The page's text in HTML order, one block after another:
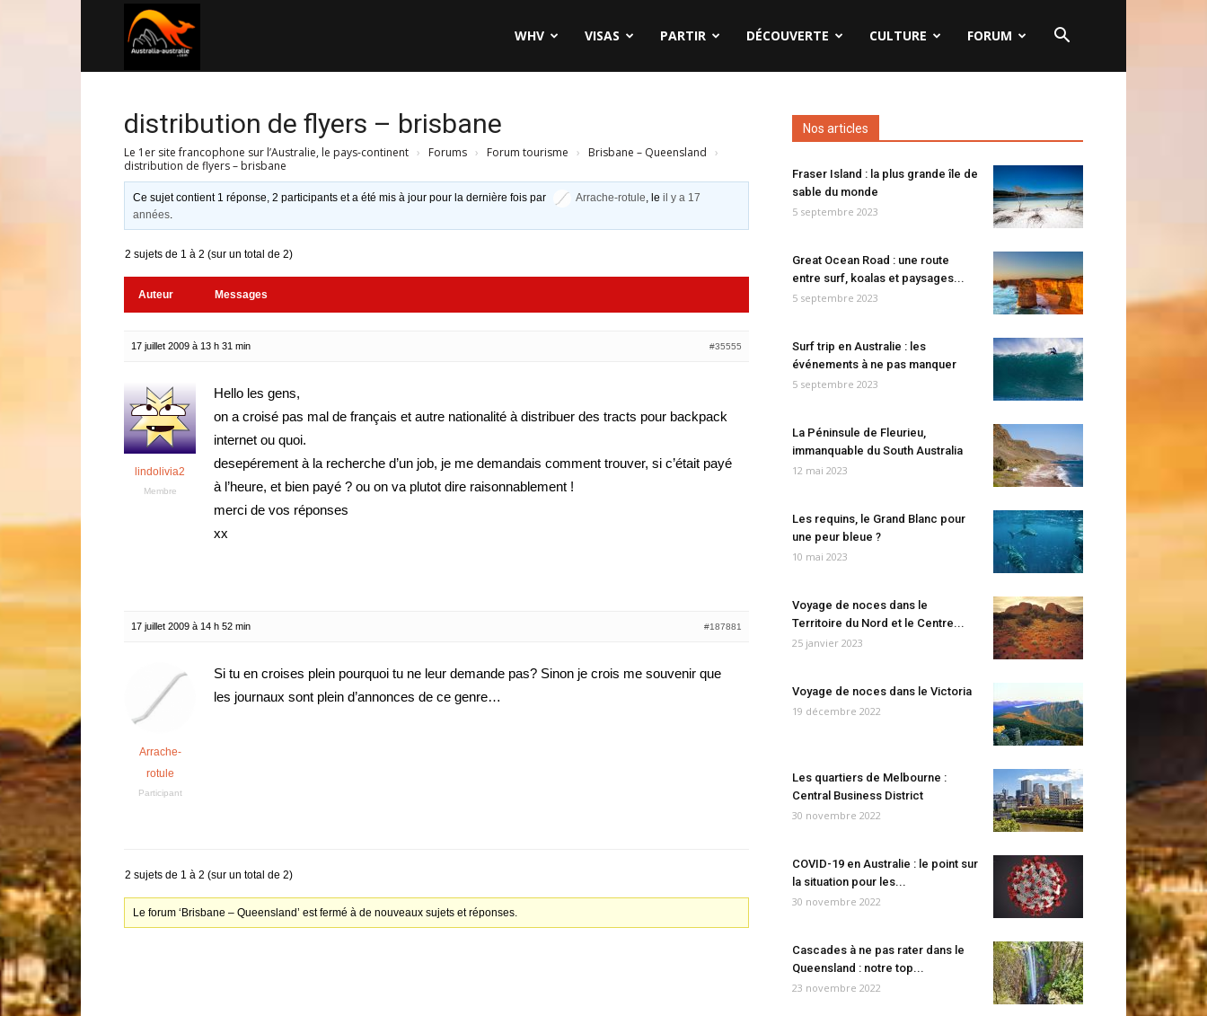
WHV VISAS PARTIR DÉCOUVERTE CULTURE FORUM
distribution de flyers – brisbane
Le 1er site francophone sur l’Australie, le pays-continent › Forums › Forum tourisme › Brisbane – Queensland ›
distribution de flyers – brisbane
Ce sujet contient 1 réponse, 2 participants et a été mis à jour pour la dernière fois par Arrache-rotule, leil y a 17
années.
2 sujets de 1 à 2 (sur un total de 2)
Auteur Messages
17 juillet 2009 à 13 h 31 min #35555
lindolivia2
Membre
Hello les gens,
on a croisé pas mal de français et autre nationalité à distribuer des tracts pour backpack
internet ou quoi.
desepérement à la recherche d’un job, je me demandais comment trouver, si c’était payé
à l’heure, et bien payé ? ou on va plutot dire raisonnablement !
merci de vos réponses
xx
17 juillet 2009 à 14 h 52 min #187881
Arrache-
rotule
Participant
Si tu en croises plein pourquoi tu ne leur demande pas? Sinon je crois me souvenir que
les journaux sont plein d’annonces de ce genre…
2 sujets de 1 à 2 (sur un total de 2)
Le forum ‘Brisbane – Queensland’ est fermé à de nouveaux sujets et réponses.
Nos articles
Fraser Island : la plus grande île de
sable du monde
5 septembre 2023
Great Ocean Road : une route
entre surf, koalas et paysages...
5 septembre 2023
Surf trip en Australie : les
événements à ne pas manquer
5 septembre 2023
La Péninsule de Fleurieu,
immanquable du South Australia
12 mai 2023
Les requins, le Grand Blanc pour
une peur bleue ?
10 mai 2023
Voyage de noces dans le
Territoire du Nord et le Centre...
25 janvier 2023
Voyage de noces dans le Victoria
19 décembre 2022
Les quartiers de Melbourne :
Central Business District
30 novembre 2022
COVID-19 en Australie : le point sur
la situation pour les...
30 novembre 2022
Cascades à ne pas rater dans le
Queensland : notre top...
23 novembre 2022